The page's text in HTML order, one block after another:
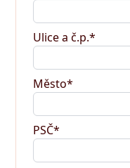
Ulice a č.p.*
Město*
PSČ*